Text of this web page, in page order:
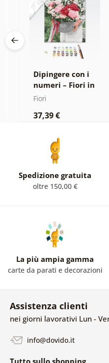
Dipingere con i
numeri – Fiori in
confezione regalo
Fiori
37,39 €
Spedizione gratuita
oltre 150,00 €
La più ampia gamma
carte da parati e decorazioni
Assistenza clienti
nei giorni lavorativi Lun -
info@dovido.it